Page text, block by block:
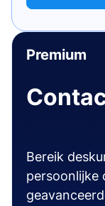
Premium
Bereik
persoonlijke